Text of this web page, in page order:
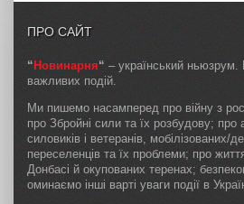
ПРО САЙТ
“ Новинарня“ – український ньюзрум.
важливих подій.
Ми пишемо насамперед про війну з
про Збройні сили та їх розбудову; про
силовиків і ветеранів, мобілізованих/
переселенців та їх проблеми; про
Донбасі й окупованих теренах;
оминаємо інші варті уваги події в